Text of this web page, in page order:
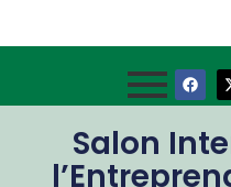
Salon